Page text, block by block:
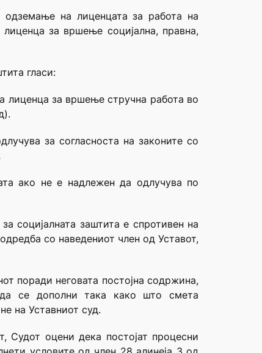
на лиценцата за работа на
за вршење социјална, правна,
гласи:
лиценца за вршење стручна работа во
за согласноста на законите со
ако не е надлежен да одлучува по
социјалната заштита е спротивен на
со наведениот член од Уставот,
поради неговата постојна содржина,
се дополни така како што смета
на Уставниот суд.
Судот оцени дека постојат процесни